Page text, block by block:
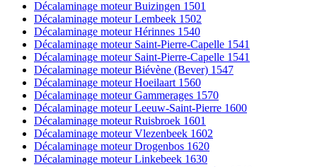
Décalaminage moteur Buizingen 1501
Décalaminage moteur Lembeek 1502
Décalaminage moteur Hérinnes 1540
Décalaminage moteur Saint-Pierre-Capelle 1541
Décalaminage moteur Saint-Pierre-Capelle 1541
Décalaminage moteur Biévène (Bever) 1547
Décalaminage moteur Hoeilaart 1560
Décalaminage moteur Gammerages 1570
Décalaminage moteur Leeuw-Saint-Pierre 1600
Décalaminage moteur Ruisbroek 1601
Décalaminage moteur Vlezenbeek 1602
Décalaminage moteur Drogenbos 1620
Décalaminage moteur Linkebeek 1630